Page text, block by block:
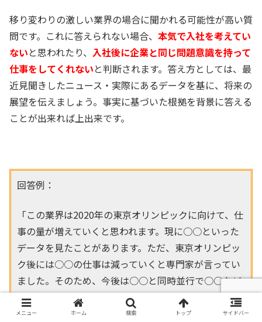
移り変わりの激しい業界の場合に聞かれる可能性が高い質
問です。これに答えられない場合、 本気で入社を考えてい
ないと思われたり、 入社後に企業と同じ問題意識を持って
仕事をしてくれないと判断されます。答え方としては、最
近見聞きしたニュース・実際にあるデータを基に、将来の
展望を伝えましょう。事実に基づいた根拠を背景に答える
ことが出来れば上出来です。
回答例：
「この業界は2020年の東京オリンピックに向けて、仕
事の量が増えていくと思われます。現に○○といった
データを見たことがあります。ただ、東京オリンピッ
ク後には○○の仕事は減っていくと専門家が言ってい
ました。そのため、今後は○○と同時並行で○○など
の実績も伸ばしていき、リスクヘッジをしていくこと
が大切だと思っております」
メニュー ホーム 検索 トップ サイドバー